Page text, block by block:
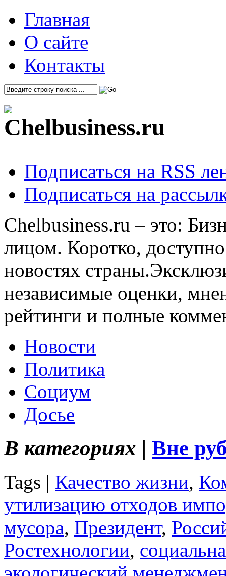
Главная
О сайте
Контакты
Подписаться на RSS
Подписаться на
Chelbusiness.ru – это:
лицом. Коротко,
новостях
независимые оценки,
рейтинги и полные
Новости
Политика
Социум
Досье
В категориях | Вне
Tags | Качество жизни,
утилизацию отходов
мусора, Президент,
Ростехнологии,